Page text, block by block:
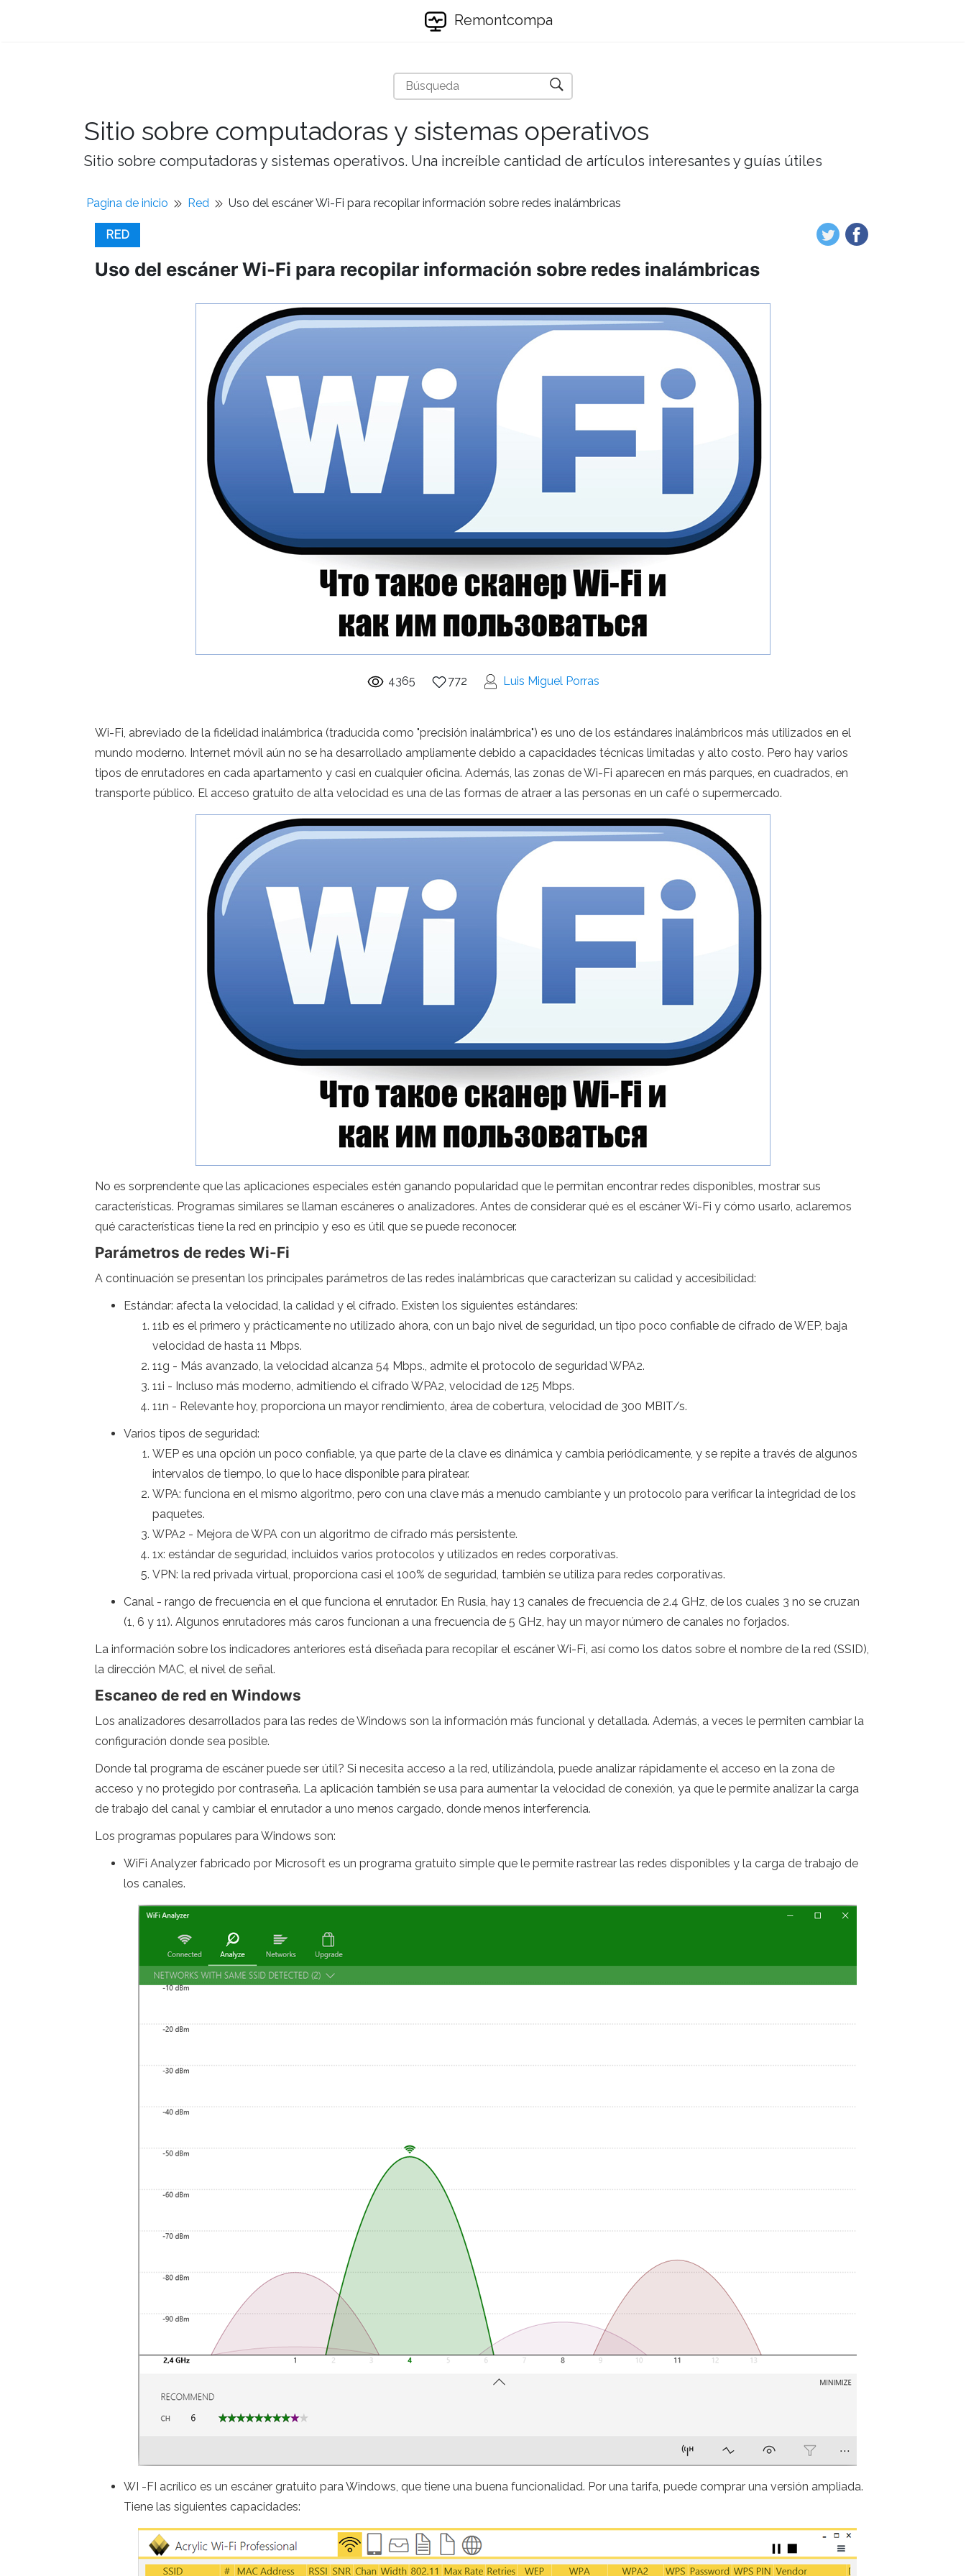
Remontcompa
Sitio sobre computadoras y sistemas operativos
Sitio sobre computadoras y sistemas operativos. Una increíble cantidad de artículos interesantes y guías útiles
Pagina de inicio Red Uso del escáner Wi-Fi para recopilar información sobre redes inalámbricas
RED
Uso del escáner Wi-Fi para recopilar información sobre redes inalámbricas
4365 772 Luis Miguel Porras
Wi-Fi, abreviado de la fidelidad inalámbrica (traducida como "precisión inalámbrica") es uno de los estándares inalámbricos más utilizados en el
mundo moderno. Internet móvil aún no se ha desarrollado ampliamente debido a capacidades técnicas limitadas y alto costo. Pero hay varios
tipos de enrutadores en cada apartamento y casi en cualquier oficina. Además, las zonas de Wi-Fi aparecen en más parques, en cuadrados, en
transporte público. El acceso gratuito de alta velocidad es una de las formas de atraer a las personas en un café o supermercado.
No es sorprendente que las aplicaciones especiales estén ganando popularidad que le permitan encontrar redes disponibles, mostrar sus
características. Programas similares se llaman escáneres o analizadores. Antes de considerar qué es el escáner Wi-Fi y cómo usarlo, aclaremos
qué características tiene la red en principio y eso es útil que se puede reconocer.
Parámetros de redes Wi-Fi
A continuación se presentan los principales parámetros de las redes inalámbricas que caracterizan su calidad y accesibilidad:
Estándar: afecta la velocidad, la calidad y el cifrado. Existen los siguientes estándares:
11b es el primero y prácticamente no utilizado ahora, con un bajo nivel de seguridad, un tipo poco confiable de cifrado de WEP, baja
velocidad de hasta 11 Mbps.
11g - Más avanzado, la velocidad alcanza 54 Mbps., admite el protocolo de seguridad WPA2.
11i - Incluso más moderno, admitiendo el cifrado WPA2, velocidad de 125 Mbps.
11n - Relevante hoy, proporciona un mayor rendimiento, área de cobertura, velocidad de 300 MBIT/s.
Varios tipos de seguridad:
WEP es una opción un poco confiable, ya que parte de la clave es dinámica y cambia periódicamente, y se repite a través de algunos
intervalos de tiempo, lo que lo hace disponible para piratear.
WPA: funciona en el mismo algoritmo, pero con una clave más a menudo cambiante y un protocolo para verificar la integridad de los
paquetes.
WPA2 - Mejora de WPA con un algoritmo de cifrado más persistente.
1x: estándar de seguridad, incluidos varios protocolos y utilizados en redes corporativas.
VPN: la red privada virtual, proporciona casi el 100% de seguridad, también se utiliza para redes corporativas.
Canal - rango de frecuencia en el que funciona el enrutador. En Rusia, hay 13 canales de frecuencia de 2.4 GHz, de los cuales 3 no se cruzan
(1, 6 y 11). Algunos enrutadores más caros funcionan a una frecuencia de 5 GHz, hay un mayor número de canales no forjados.
La información sobre los indicadores anteriores está diseñada para recopilar el escáner Wi-Fi, así como los datos sobre el nombre de la red (SSID),
la dirección MAC, el nivel de señal.
Escaneo de red en Windows
Los analizadores desarrollados para las redes de Windows son la información más funcional y detallada. Además, a veces le permiten cambiar la
configuración donde sea posible.
Donde tal programa de escáner puede ser útil? Si necesita acceso a la red, utilizándola, puede analizar rápidamente el acceso en la zona de
acceso y no protegido por contraseña. La aplicación también se usa para aumentar la velocidad de conexión, ya que le permite analizar la carga
de trabajo del canal y cambiar el enrutador a uno menos cargado, donde menos interferencia.
Los programas populares para Windows son:
WiFi Analyzer fabricado por Microsoft es un programa gratuito simple que le permite rastrear las redes disponibles y la carga de trabajo de
los canales.
WI -FI acrílico es un escáner gratuito para Windows, que tiene una buena funcionalidad. Por una tarifa, puede comprar una versión ampliada.
Tiene las siguientes capacidades: